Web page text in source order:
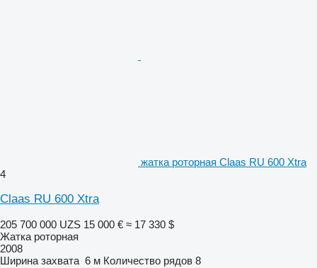
жатка роторная Claas RU 600 Xtra
4
Claas RU 600 Xtra
205 700 000 UZS 15 000 € ≈ 17 330 $
Жатка роторная
2008
Ширина захвата 6 м Количество рядов 8